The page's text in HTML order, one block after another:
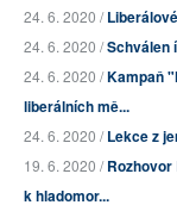
24. 6. 2020 /
24. 6. 2020 /Schválen
24. 6. 2020 /Kampaň
liberálních mě...
24. 6. 2020 /Lekce z
19. 6. 2020 /
k hladomor...